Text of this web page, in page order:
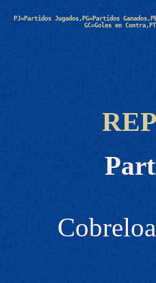
PJ=Partidos Jugados,PG=Partidos
GC=Goles en